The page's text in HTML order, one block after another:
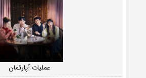
عملیات آپارتمان